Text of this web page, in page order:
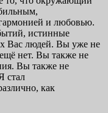
и любовью.
истинные
Вас людей. Вы уже не
нет. Вы также не
Вы также не
стал
как